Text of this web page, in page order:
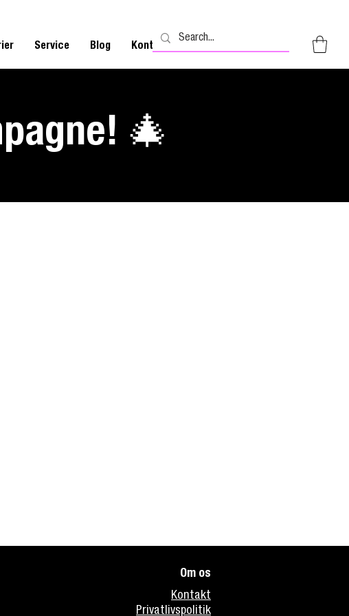
Service Blog Kontakt
🎄
Om os
Kontakt
Privatlivspolitik